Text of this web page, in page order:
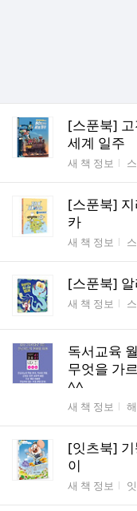
[스푼북]
세계 일주
게시판명
새 책 정보
[스푼북]
카
게시판명
새 책 정보
[스푼북]
게시판명
새 책 정보
독서교육
무엇을 가
^^
게시판명
새 책 정보
[잇츠북]
이
게시판명
새 책 정보